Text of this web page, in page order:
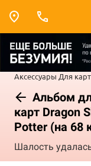
Аксессуары Для
Альбом
карт Dragon
Potter (на 68
Шалость